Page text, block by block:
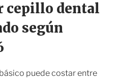
i
r
cepillo dental
según
puede costar entre